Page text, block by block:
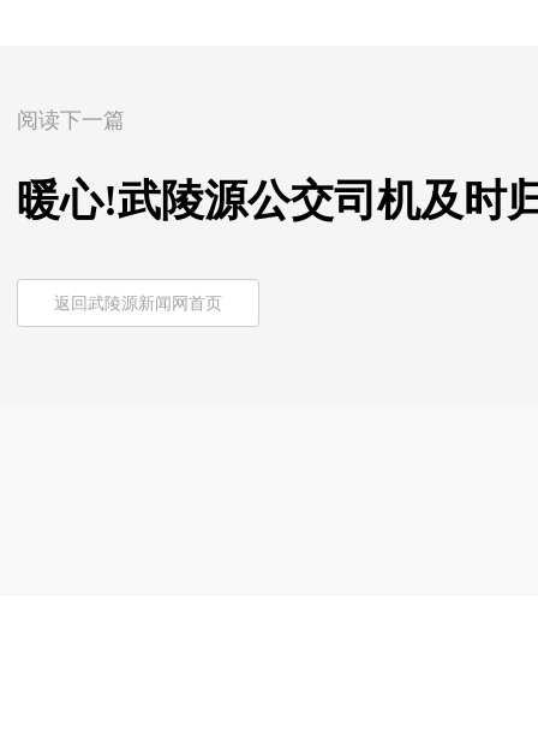
阅读下一篇
暖心!武陵源公交司机及时
返回武陵源新闻网首页